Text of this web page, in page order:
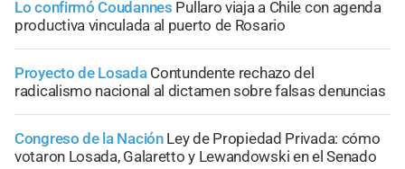
Lo confirmó Coudannes Pullaro viaja a Chile con agenda
productiva vinculada al puerto de Rosario
Proyecto de Losada Contundente rechazo del
radicalismo nacional al dictamen sobre falsas denuncias
Congreso de la Nación Ley de Propiedad Privada: cómo
votaron Losada, Galaretto y Lewandowski en el Senado